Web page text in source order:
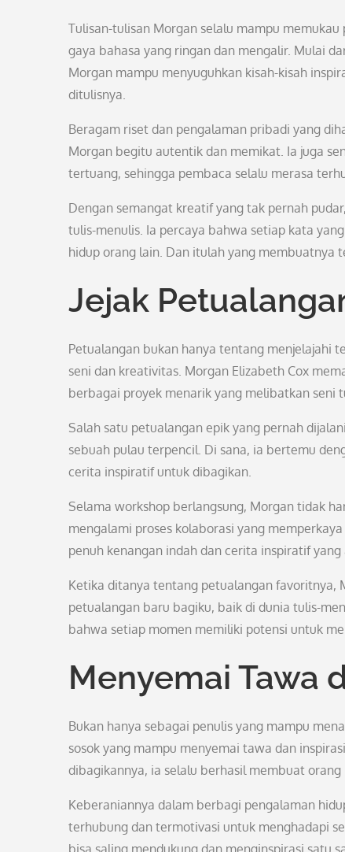
Tulisan-tulisan Morgan selalu mampu
gaya bahasa yang ringan dan mengalir. Mulai
Morgan mampu menyuguhkan kisah-kisah
ditulisnya.
Beragam riset dan pengalaman pribadi yang
Morgan begitu autentik dan memikat. Ia juga
tertuang, sehingga pembaca selalu merasa
Dengan semangat kreatif yang tak pernah
tulis-menulis. Ia percaya bahwa setiap kata
hidup orang lain. Dan itulah yang membuatnya
Jejak
Petualangan bukan hanya tentang menjelajahi
seni dan kreativitas. Morgan Elizabeth Cox
berbagai proyek menarik yang melibatkan seni
Salah satu petualangan epik yang pernah
sebuah pulau terpencil. Di sana, ia bertemu
cerita inspiratif untuk dibagikan.
Selama workshop berlangsung, Morgan tidak
mengalami proses kolaborasi yang
penuh kenangan indah dan cerita inspiratif
Ketika ditanya tentang petualangan favoritnya,
petualangan baru bagiku, baik di dunia tulis-
bahwa setiap momen memiliki potensi untuk
Menyemai Tawa
Bukan hanya sebagai penulis yang mampu
sosok yang mampu menyemai tawa dan
dibagikannya, ia selalu berhasil membuat
Keberaniannya dalam berbagi pengalaman
terhubung dan termotivasi untuk menghadapi
bisa saling mendukung dan menginspirasi satu